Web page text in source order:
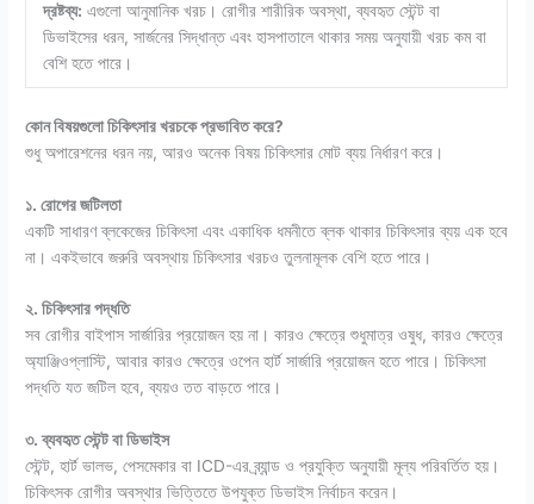
দ্রষ্টব্য: এগুলো আনুমানিক খরচ। রোগীর শারীরিক অবস্থা, ব্যবহৃত স্টেন্ট বা
ডিভাইসের ধরন, সার্জনের সিদ্ধান্ত এবং হাসপাতালে থাকার সময় অনুযায়ী খরচ কম বা
বেশি হতে পারে।
কোন বিষয়গুলো চিকিৎসার খরচকে প্রভাবিত করে?
শুধু অপারেশনের ধরন নয়, আরও অনেক বিষয় চিকিৎসার মোট ব্যয় নির্ধারণ করে।
১. রোগের জটিলতা
একটি সাধারণ ব্লকেজের চিকিৎসা এবং একাধিক ধমনীতে ব্লক থাকার চিকিৎসার ব্যয় এক হবে
না। একইভাবে জরুরি অবস্থায় চিকিৎসার খরচও তুলনামূলক বেশি হতে পারে।
২. চিকিৎসার পদ্ধতি
সব রোগীর বাইপাস সার্জারির প্রয়োজন হয় না। কারও ক্ষেত্রে শুধুমাত্র ওষুধ, কারও ক্ষেত্রে
অ্যাঞ্জিওপ্লাস্টি, আবার কারও ক্ষেত্রে ওপেন হার্ট সার্জারি প্রয়োজন হতে পারে। চিকিৎসা
পদ্ধতি যত জটিল হবে, ব্যয়ও তত বাড়তে পারে।
৩. ব্যবহৃত স্টেন্ট বা ডিভাইস
স্টেন্ট, হার্ট ভালভ, পেসমেকার বা ICD-এর ব্র্যান্ড ও প্রযুক্তি অনুযায়ী মূল্য পরিবর্তিত হয়।
চিকিৎসক রোগীর অবস্থার ভিত্তিতে উপযুক্ত ডিভাইস নির্বাচন করেন।